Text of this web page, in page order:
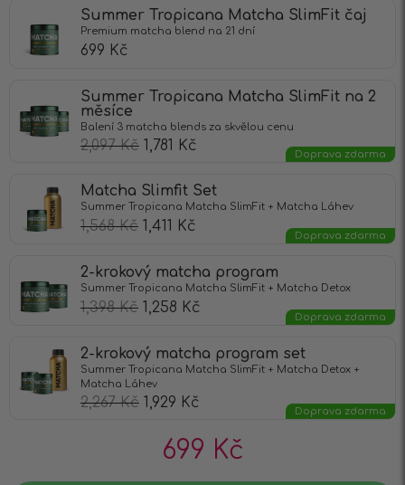
Summer Tropicana Matcha SlimFit čaj
Premium matcha blend na 21 dní
699 Kč
Summer Tropicana Matcha SlimFit na 2
měsíce
Balení 3 matcha blends za skvělou cenu
2,097Kč 1,781 Kč
Doprava zdarma
Matcha Slimfit Set
Summer Tropicana Matcha SlimFit + Matcha Láhev
1,568Kč 1,411 Kč
Doprava zdarma
2-krokový matcha program
Summer Tropicana Matcha SlimFit + Matcha Detox
1,398Kč 1,258 Kč
Doprava zdarma
2-krokový matcha program set
Summer Tropicana Matcha SlimFit + Matcha Detox +
Matcha Láhev
2,267Kč 1,929 Kč
Doprava zdarma
699 Kč